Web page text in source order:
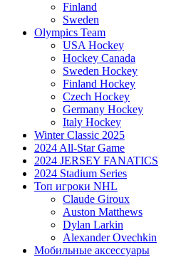
Finland
Sweden
Olympics Team
USA Hockey
Hockey Canada
Sweden Hockey
Finland Hockey
Czech Hockey
Germany Hockey
Italy Hockey
Winter Classic 2025
2024 All-Star Game
2024 JERSEY FANATICS
2024 Stadium Series
Топ игроки NHL
Claude Giroux
Auston Matthews
Dylan Larkin
Alexander Ovechkin
Мобильные аксессуары